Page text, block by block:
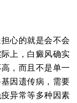
心的就是会不会
上，白癜风确实
，而且不是单一
因遗传病，需要
异常等多种因素